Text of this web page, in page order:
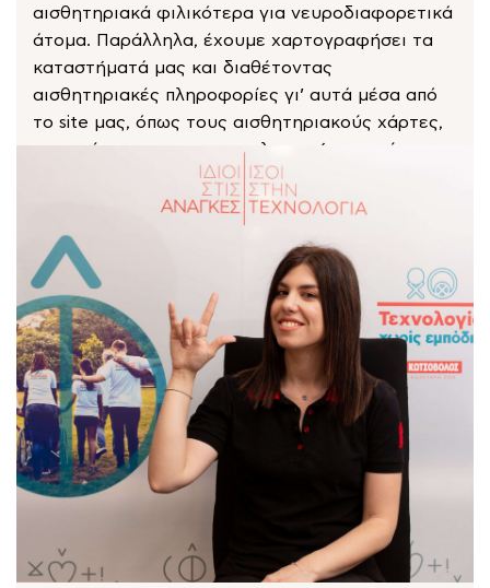
αισθητηριακά φιλικότερα για νευροδιαφορετικά
άτομα. Παράλληλα, έχουμε χαρτογραφήσει τα
καταστήματά μας και διαθέτοντας
αισθητηριακές πληροφορίες γι’ αυτά μέσα από
το site μας, όπως τους αισθητηριακούς χάρτες,
προσφέρουμε μια συμπεριληπτική εμπειρία
Quiet Hour
Χαρτογραφημένα Καταστήματα